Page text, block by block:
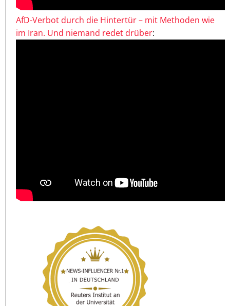
AfD-Verbot durch die Hintertür – mit Methoden wie
im Iran. Und niemand redet drüber: